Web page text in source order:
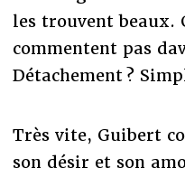
les trouvent beaux.
commentent pas
Détachement ?
Très vite, Guibert
son désir et son